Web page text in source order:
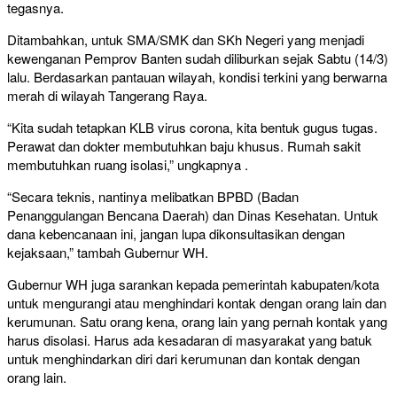
tegasnya.
Ditambahkan, untuk SMA/SMK dan SKh Negeri yang menjadi
kewenganan Pemprov Banten sudah diliburkan sejak Sabtu (14/3)
lalu. Berdasarkan pantauan wilayah, kondisi terkini yang berwarna
merah di wilayah Tangerang Raya.
“Kita sudah tetapkan KLB virus corona, kita bentuk gugus tugas.
Perawat dan dokter membutuhkan baju khusus. Rumah sakit
membutuhkan ruang isolasi,” ungkapnya .
“Secara teknis, nantinya melibatkan BPBD (Badan
Penanggulangan Bencana Daerah) dan Dinas Kesehatan. Untuk
dana kebencanaan ini, jangan lupa dikonsultasikan dengan
kejaksaan,” tambah Gubernur WH.
Gubernur WH juga sarankan kepada pemerintah kabupaten/kota
untuk mengurangi atau menghindari kontak dengan orang lain dan
kerumunan. Satu orang kena, orang lain yang pernah kontak yang
harus disolasi. Harus ada kesadaran di masyarakat yang batuk
untuk menghindarkan diri dari kerumunan dan kontak dengan
orang lain.